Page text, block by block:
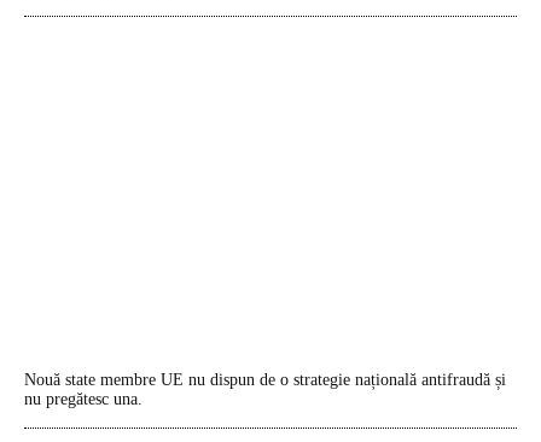
Nouă state membre UE nu dispun de o strategie națională antifraudă și
nu pregătesc una.